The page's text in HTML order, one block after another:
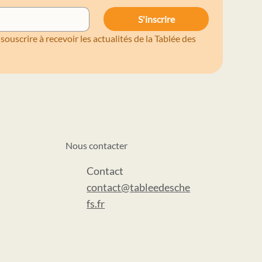
S'inscrire
à recevoir les actualités de la Tablée des
Nous contacter
Contact
contact@tableedesche
fs.fr